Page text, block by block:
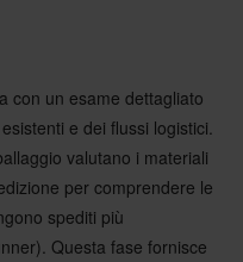
con un esame dettagliato
e dei flussi logistici.
valutano i materiali
per comprendere le
spediti più
Questa fase fornisce